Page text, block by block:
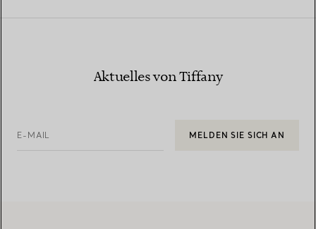
Aktuelles von Tiffany
E-MAIL MELDEN SIE SICH AN